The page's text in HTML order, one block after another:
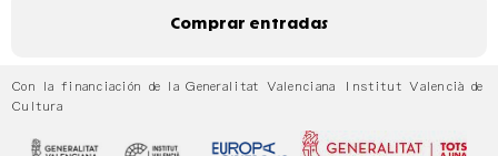
Comprar entradas
Con la financiación de la Generalitat Valenciana Institut Valencià de
Cultura